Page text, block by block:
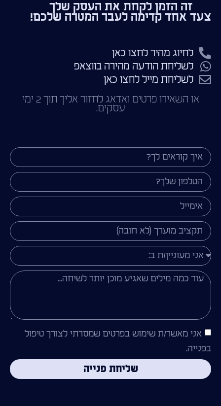
זה הזמן לקחת את העסק שלך
צעד אחד קדימה לעבר המטרה שלכם!
או השאירו פרטים ואדאג לחזור אליך תוך 2 ימי
עסקים.
לחיוג מהיר לחצו כאן
לשליחת הודעה מהירה בווצאפ
לשליחת מייל לחצו כאן
אני מאשר/ת שימוש בפרטים שמסרתי לצורך טיפול
בפנייה.
שליחת פנייה